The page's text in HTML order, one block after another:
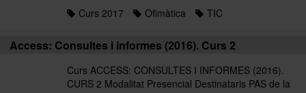
Curs 2017
Ofimàtica TIC
Access: Consultes i informes (2016). Curs 2
Curs ACCESS: CONSULTES I INFORMES (2016).
CURS 2 Modalitat Presencial Destinataris PAS de la